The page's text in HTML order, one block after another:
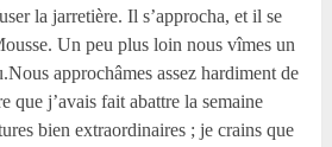
la jarretière. Il s’approcha, et il se
Un peu plus loin nous vîmes un
approchâmes assez hardiment de
que j’avais fait abattre la semaine
bien extraordinaires ; je crains que